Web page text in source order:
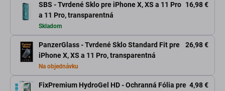
SBS - Tvrdené Sklo pre iPhone X, XS a 11 Pro
a 11 Pro, transparentná
16,98 €
Skladom
PanzerGlass - Tvrdené Sklo Standard Fit pre
iPhone X, XS a 11 Pro, transparentná
26,98 €
Na objednávku
FixPremium HydroGel HD - Ochranná Fólia pre 4,98 €